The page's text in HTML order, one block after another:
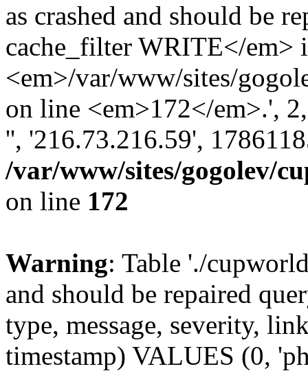
as crashed and should be
cache_filter WRITE</em>
<em>/var/www/sites/
on line <em>172</em>.',
'', '216.73.216.59',
/var/www/sites/gogolev/
on line 172
Warning: Table './
and should be repaired
type, message, severity,
timestamp) VALUES (0,